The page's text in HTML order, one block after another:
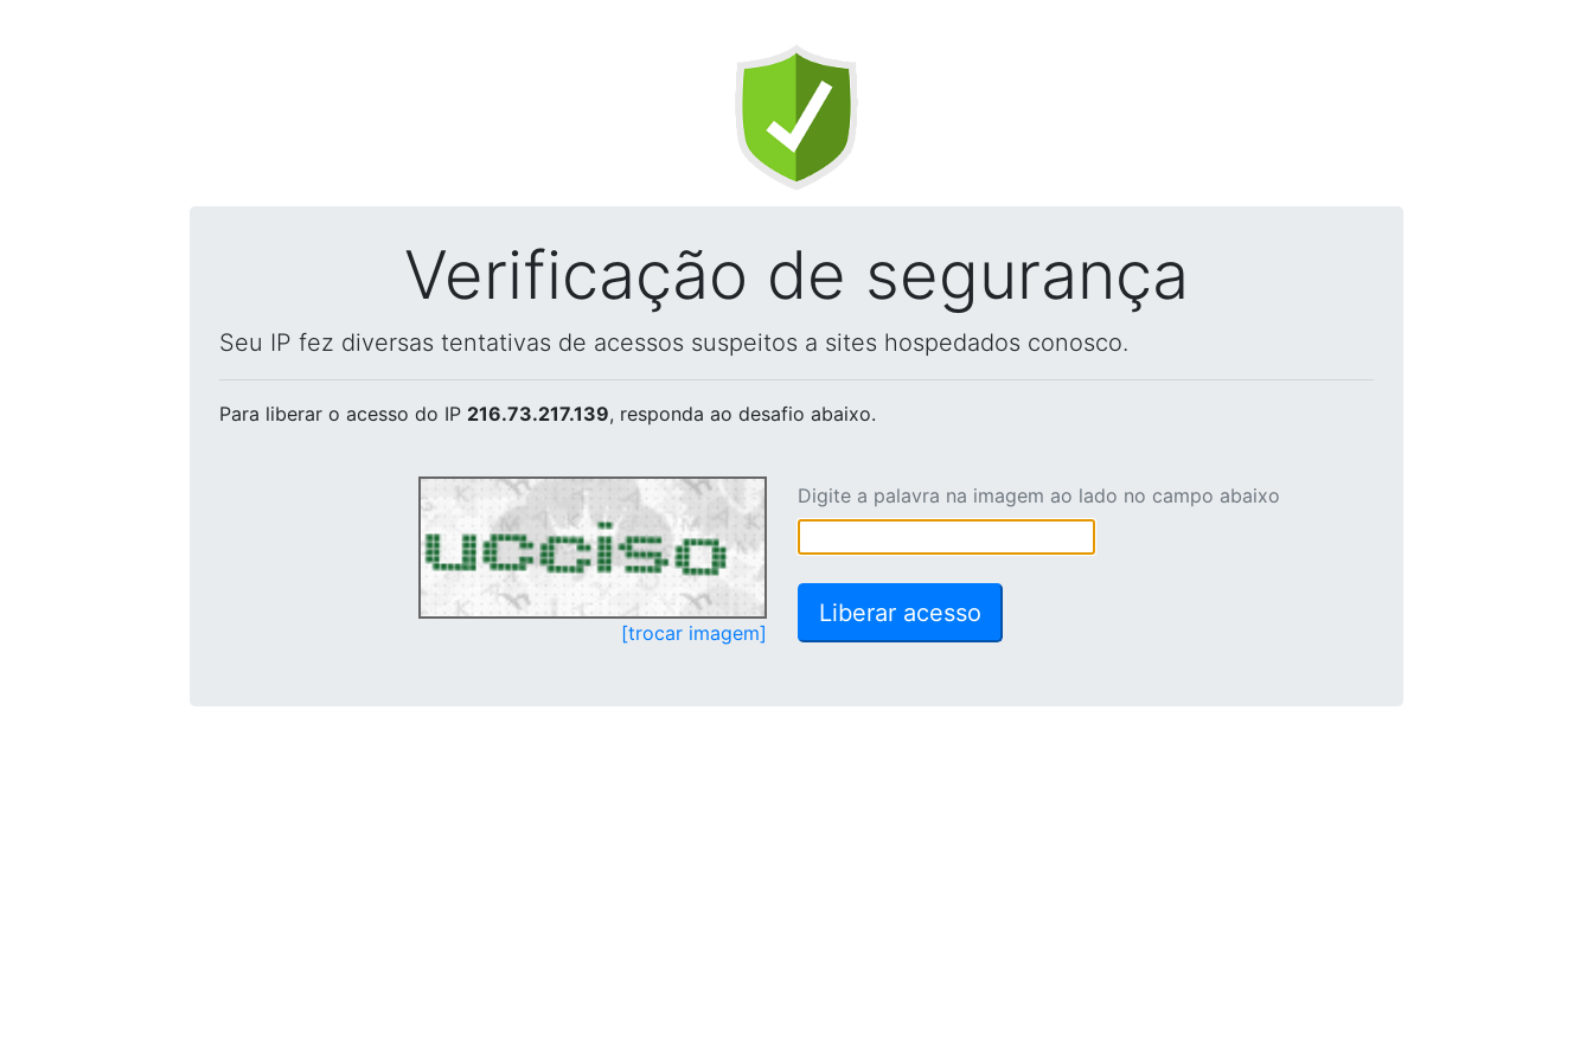
Verificação de segurança
Seu IP fez diversas tentativas de acessos suspeitos a sites hospedados conosco.
Para liberar o acesso do IP 216.73.217.139, responda ao desafio abaixo.
[trocar imagem]
Digite a palavra na imagem ao lado no campo abaixo